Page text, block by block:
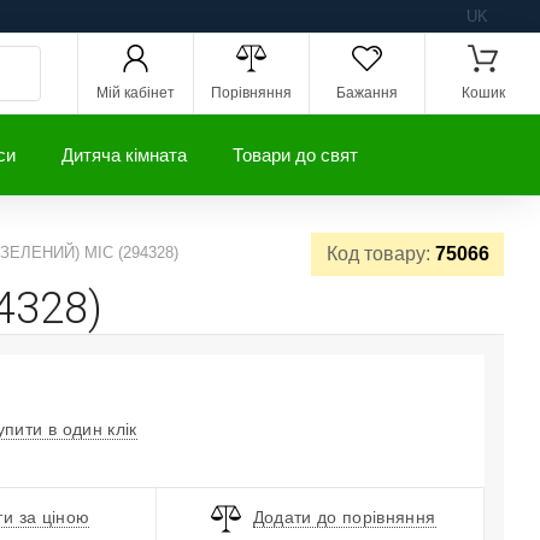
UK
Мій кабінет Порівняння Бажання Кошик
Дитяча кімната Товари до свят
Код товару: 75066
MIC (294328)
в один клік
за ціною Додати до порівняння